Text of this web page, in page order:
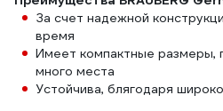
За счет надежной
время
Имеет компактные размеры,
много места
Устойчива, блягодаря